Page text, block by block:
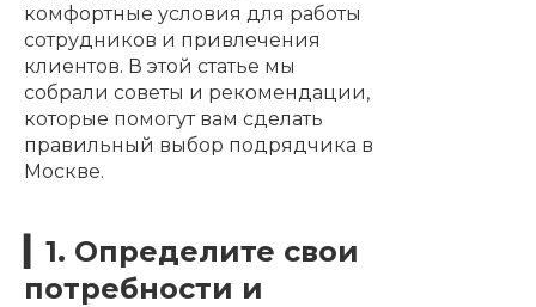
комфортные условия для работы
сотрудников и привлечения
клиентов. В этой статье мы
собрали советы и рекомендации,
которые помогут вам сделать
правильный выбор подрядчика в
Москве.
▎1. Определите свои
потребности и